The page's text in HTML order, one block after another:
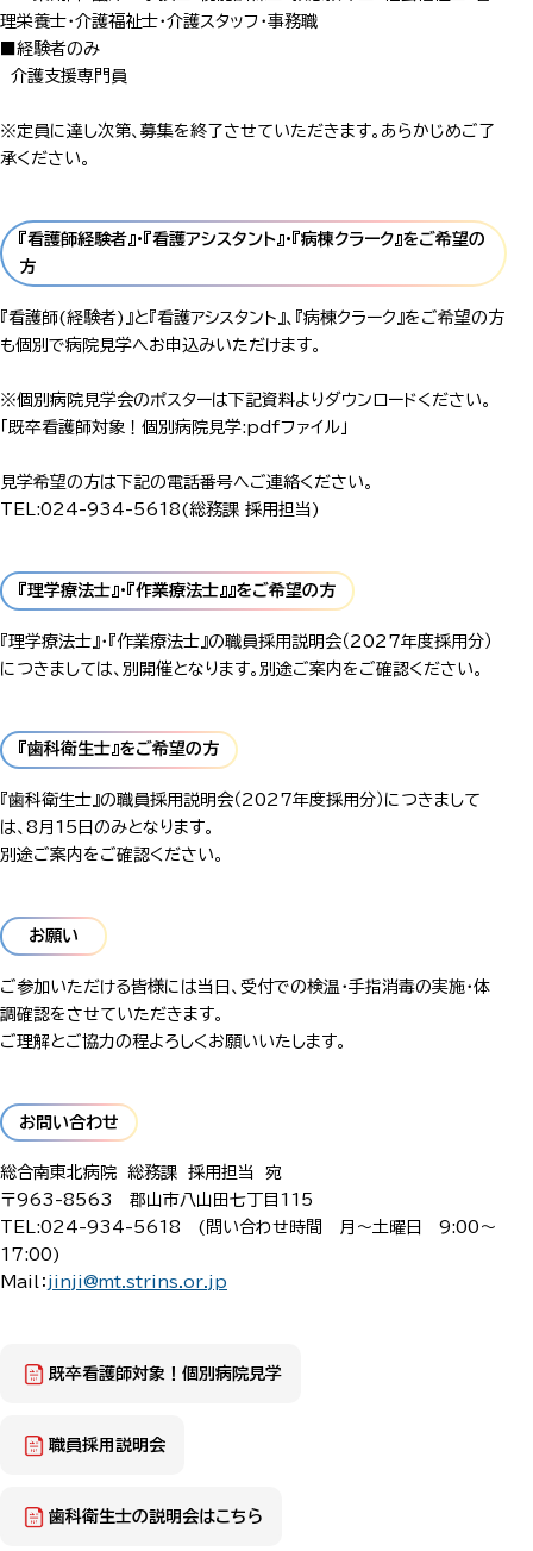
理栄養士・介護福祉士・介護スタッフ・事務職
■経験者のみ
介護支援専門員
※定員に達し次第、募集を終了させていただきます。あらかじめご了
承ください。
『看護師経験者』・『看護アシスタント』・『病棟クラーク』をご希望の
方
『看護師(経験者)』と『看護アシスタント』、『病棟クラーク』をご希望の方
も個別で病院見学へお申込みいただけます。
※個別病院見学会のポスターは下記資料よりダウンロードください。
「既卒看護師対象！個別病院見学:pdfファイル」
見学希望の方は下記の電話番号へご連絡ください。
TEL:024-934-5618(総務課 採用担当)
『理学療法士』・『作業療法士』』をご希望の方
『理学療法士』・『作業療法士』の職員採用説明会（2027年度採用分）
につきましては、別開催となります。別途ご案内をご確認ください。
『歯科衛生士』をご希望の方
『歯科衛生士』の職員採用説明会（2027年度採用分）につきまして
は、8月15日のみとなります。
別途ご案内をご確認ください。
お願い
ご参加いただける皆様には当日、受付での検温・手指消毒の実施・体
調確認をさせていただきます。
ご理解とご協力の程よろしくお願いいたします。
お問い合わせ
総合南東北病院 総務課 採用担当 宛
〒963-8563 郡山市八山田七丁目115
TEL:024-934-5618 (問い合わせ時間 月～土曜日 9:00～
17:00)
Mail： jinji@mt.strins.or.jp
既卒看護師対象！個別病院見学
職員採用説明会
歯科衛生士の説明会はこちら